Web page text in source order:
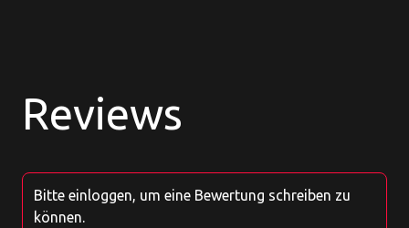
Reviews
Bitte einloggen, um eine Bewertung schreiben zu
können.